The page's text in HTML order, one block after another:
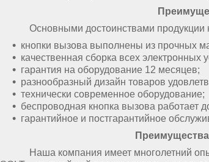
Основными достоинствами продукции
кнопки вызова выполнены из прочных
качественная сборка всех электронных
гарантия на оборудование 12 месяцев;
разнообразный дизайн товаров
технически современное оборудование;
беспроводная кнопка вызова работает
гарантийное и постгарантийное
Наша компания имеет многолетний опыт